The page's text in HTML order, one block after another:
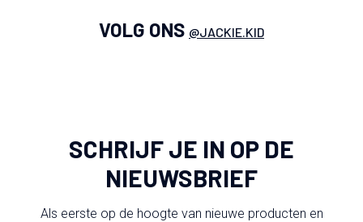
VOLG ONS @JACKIE.KID
SCHRIJF JE IN OP DE
NIEUWSBRIEF
Als eerste op de hoogte van nieuwe producten en